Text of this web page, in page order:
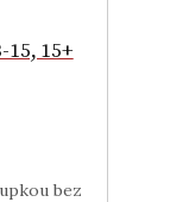
15+
bez